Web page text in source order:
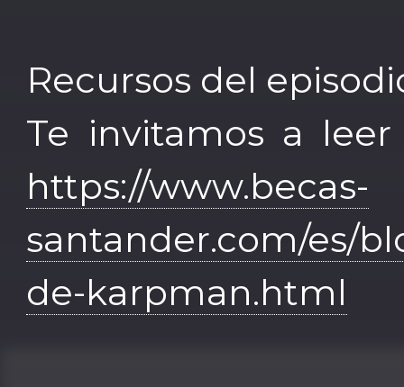
Recursos del
Te invitamos a
https://www.becas-
santander.com/es/
de-karpman.html